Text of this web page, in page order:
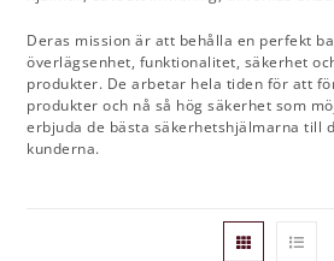
Deras mission är att behålla en perfekt
överlägsenhet, funktionalitet, säkerhet
produkter. De arbetar hela tiden för att
produkter och nå så hög säkerhet som
erbjuda de bästa säkerhetshjälmarna till
kunderna.